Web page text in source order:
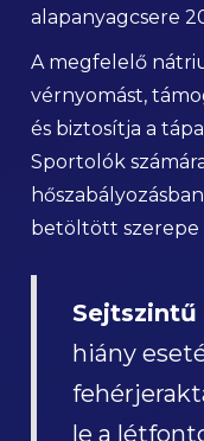
alapanyagcsere
A megfelelő
vérnyomást,
és biztosítja a
Sportolók
betöltött szerepe
hiány
le a